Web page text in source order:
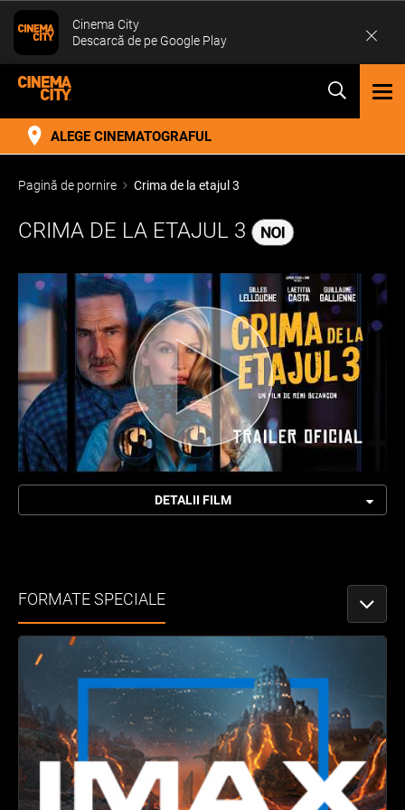
ALEGE CINEMATOGRAFUL
Pagină de pornire Crima de la etajul 3
CRIMA DE LA ETAJUL 3
DETALII FILM
FORMATE SPECIALE
Cinema City
Descarcă de pe Google Play